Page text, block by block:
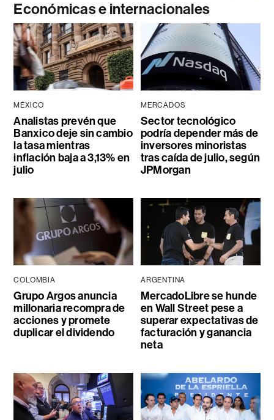
Económicas e internacionales
MÉXICO
Analistas prevén que
Banxico deje sin cambio
la tasa mientras
inflación baja a 3,13% en
julio
MERCADOS
Sector tecnológico
podría depender más de
inversores minoristas
tras caída de julio, según
JPMorgan
COLOMBIA
Grupo Argos anuncia
millonaria recompra de
acciones y promete
duplicar el dividendo
ARGENTINA
MercadoLibre se hunde
en Wall Street pese a
superar expectativas de
facturación y ganancia
neta